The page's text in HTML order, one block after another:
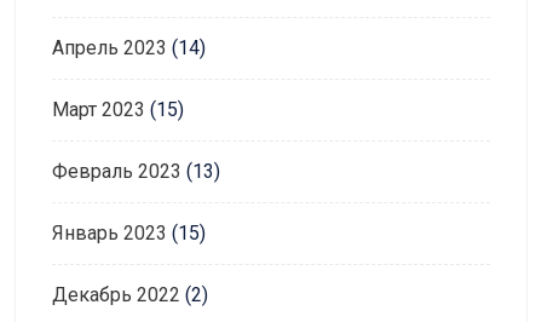
Апрель 2023 (14)
Март 2023 (15)
Февраль 2023 (13)
Январь 2023 (15)
Декабрь 2022 (2)